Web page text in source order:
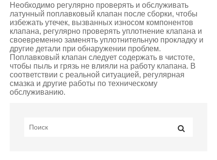
Необходимо регулярно проверять и обслуживать
латунный поплавковый клапан после сборки, чтобы
избежать утечек, вызванных износом компонентов
клапана, регулярно проверять уплотнение клапана и
своевременно заменять уплотнительную прокладку и
другие детали при обнаружении проблем.
Поплавковый клапан следует содержать в чистоте,
чтобы пыль и грязь не влияли на работу клапана. В
соответствии с реальной ситуацией, регулярная
смазка и другие работы по техническому
обслуживанию.